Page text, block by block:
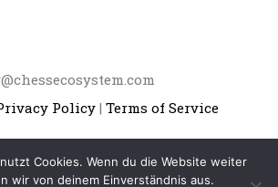
Policy | Terms of Service
Cookies. Wenn du die Website weiter
wir von deinem Einverständnis aus.